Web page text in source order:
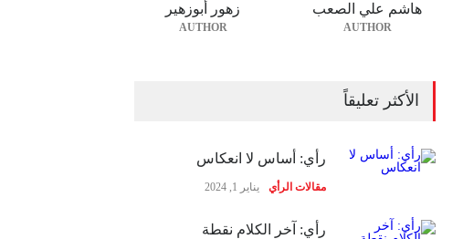
هاشم علي الصعب
AUTHOR
زهور أبوزهير
AUTHOR
الأكثر تعليقاً
رأي: أساس لا انعكاس
مقالات الرأي يناير 1, 2024
رأي: آخر الكلام نقطة